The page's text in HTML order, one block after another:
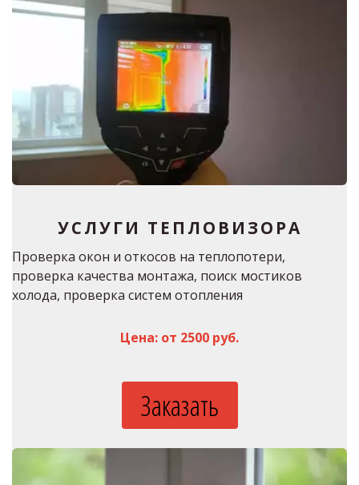
УСЛУГИ ТЕПЛОВИЗОРА
Проверка окон и откосов на теплопотери,
проверка качества монтажа, поиск мостиков
холода, проверка систем отопления
Цена: от 2500 руб.
Заказать